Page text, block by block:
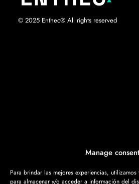
Manage consent
Para brindar las mejores experiencias,
para almacenar y/o acceder a información del
© 2025 Enthec® All rights reserved